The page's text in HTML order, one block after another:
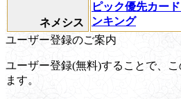
ネメシス
ピック優先カー
ンキング
ユーザー登録のご案内
ユーザー登録(無料)することで、
ます。